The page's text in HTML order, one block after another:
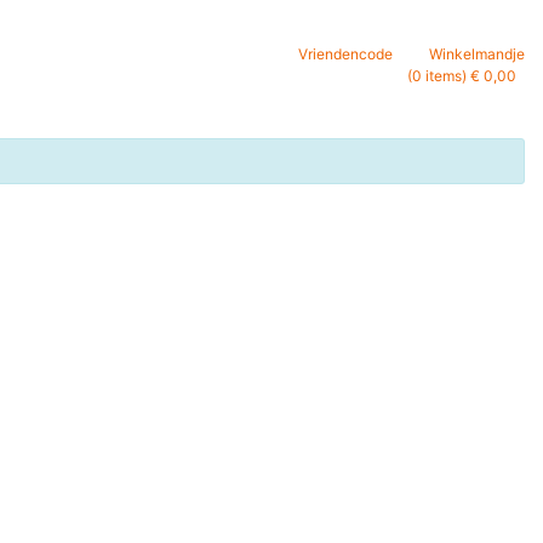
Vriendencode
Winkelmandje
(0 items) € 0,00